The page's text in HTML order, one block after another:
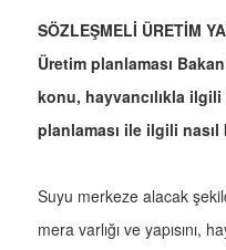
SÖZLEŞMELİ ÜRETİM
Üretim planlaması
konu, hayvancılıkla
planlaması ile ilgili
Suyu merkeze alacak
mera varlığı ve yapısını,